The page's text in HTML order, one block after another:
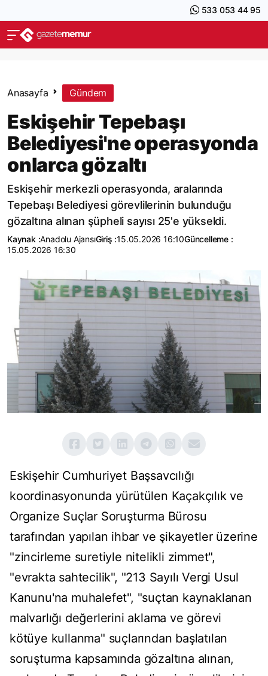
533 053 44 95
Anasayfa Gündem
Eskişehir Tepebaşı
Belediyesi'ne operasyonda
onlarca gözaltı
Eskişehir merkezli operasyonda, aralarında
Tepebaşı Belediyesi görevlilerinin bulunduğu
gözaltına alınan şüpheli sayısı 25'e yükseldi.
Kaynak :Anadolu AjansıGiriş :15.05.2026 16:10Güncelleme :
15.05.2026 16:30
Eskişehir Cumhuriyet Başsavcılığı
koordinasyonunda yürütülen Kaçakçılık ve
Organize Suçlar Soruşturma Bürosu
tarafından yapılan ihbar ve şikayetler üzerine
"zincirleme suretiyle nitelikli zimmet",
"evrakta sahtecilik", "213 Sayılı Vergi Usul
Kanunu'na muhalefet", "suçtan kaynaklanan
malvarlığı değerlerini aklama ve görevi
kötüye kullanma" suçlarından başlatılan
soruşturma kapsamında gözaltına alınan,